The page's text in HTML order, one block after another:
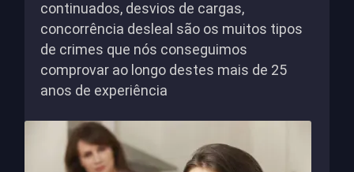
continuados, desvios de cargas,
concorrência desleal são os muitos tipos
de crimes que nós conseguimos
comprovar ao longo destes mais de 25
anos de experiência